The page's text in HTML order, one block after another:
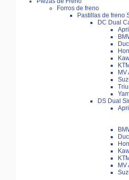
Forros de freno
Pastillas de freno
DC Dual
KTM
MV
DS Dual
KTM
MV